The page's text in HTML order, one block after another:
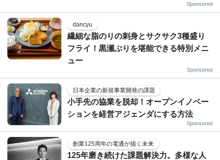
Sponsored
dancyu
繊細な脂のりの刺身とサクサク3種盛り
フライ！黒瀬ぶりを堪能できる特別メニ
ュー
Sponsored
日本企業の新規事業開発の課題
小手先の協業を脱却！オープンイノベー
ションを経営アジェンダにする方法
Sponsored
創業125周年の電通が描く未来
125年磨き続けた課題解決力。多様な人